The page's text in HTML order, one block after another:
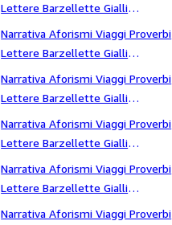
Lettere Barzellette Gialli
Fantascienza Soldato di ventura
Narrativa Aforismi Viaggi Proverbi
Lettere Barzellette Gialli
Fantascienza sonetti
Narrativa Aforismi Viaggi Proverbi
Lettere Barzellette Gialli
Fantascienza sorelle
Narrativa Aforismi Viaggi Proverbi
Lettere Barzellette Gialli
Fantascienza spagnolo
Narrativa Aforismi Viaggi Proverbi
Lettere Barzellette Gialli
Fantascienza Stagione
Narrativa Aforismi Viaggi Proverbi